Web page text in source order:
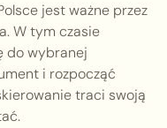
jest ważne przez
W tym czasie
do wybranej
i rozpocząć
traci swoją